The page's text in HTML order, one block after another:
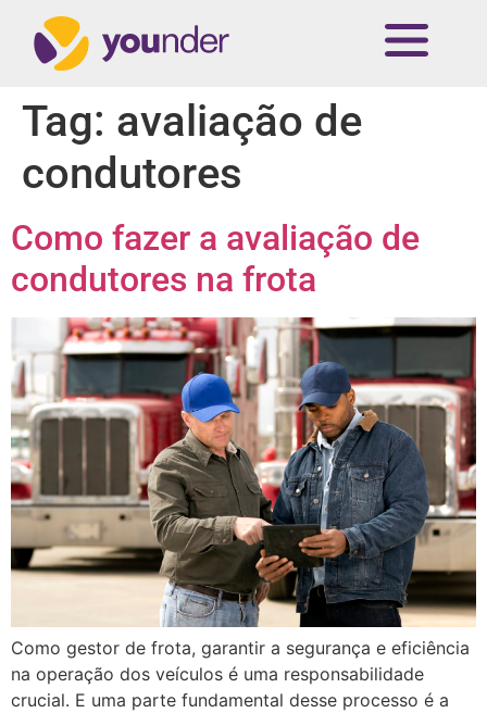
Tag: avaliação de
condutores
Como fazer a avaliação de
condutores na frota
Como gestor de frota, garantir a segurança e eficiência
na operação dos veículos é uma responsabilidade
crucial. E uma parte fundamental desse processo é a